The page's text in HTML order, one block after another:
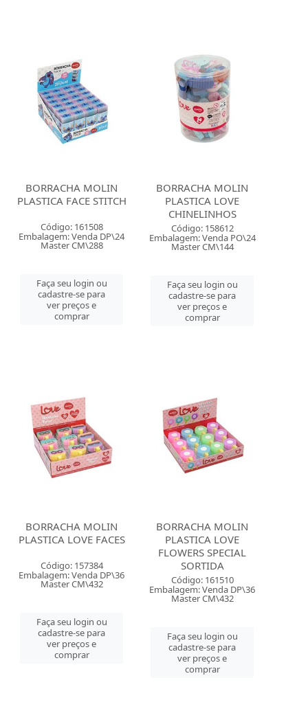
BORRACHA MOLIN
PLASTICA FACE STITCH
Código: 161508
Embalagem: Venda DP\24
Master CM\288
Faça seu login ou
cadastre-se para
ver preços e
comprar
BORRACHA MOLIN
PLASTICA LOVE
CHINELINHOS
Código: 158612
Embalagem: Venda PO\24
Master CM\144
Faça seu login ou
cadastre-se para
ver preços e
comprar
BORRACHA MOLIN
PLASTICA LOVE FACES
Código: 157384
Embalagem: Venda DP\36
Master CM\432
Faça seu login ou
cadastre-se para
ver preços e
comprar
BORRACHA MOLIN
PLASTICA LOVE
FLOWERS SPECIAL
SORTIDA
Código: 161510
Embalagem: Venda DP\36
Master CM\432
Faça seu login ou
cadastre-se para
ver preços e
comprar